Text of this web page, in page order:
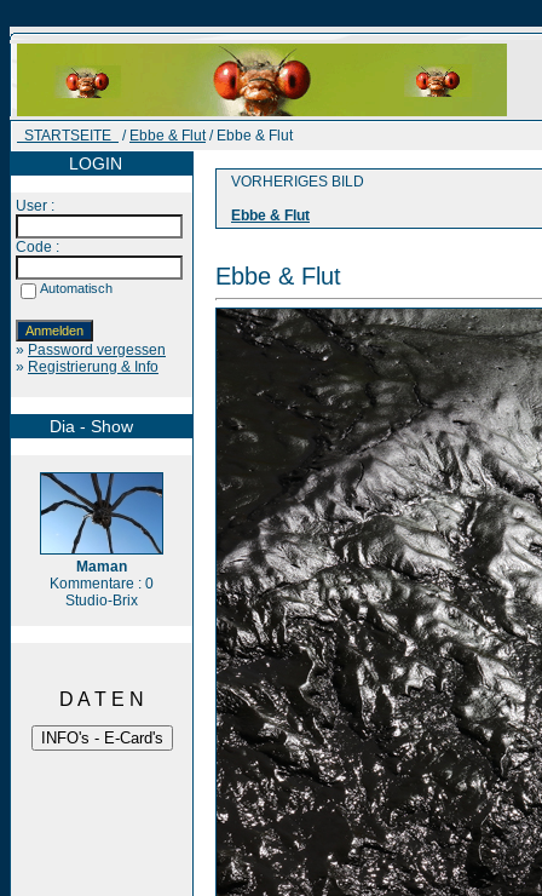
STARTSEITE / Ebbe & Flut/ Ebbe & Flut
LOGIN
User :
Code :
Automatisch
» Password vergessen
» Registrierung & Info
Dia - Show
Maman
Kommentare : 0
Studio-Brix
D A T E N
VORHERIGES BILD
Ebbe & Flut
Ebbe & Flut